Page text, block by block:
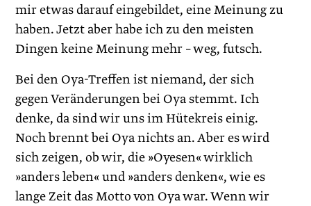
mir etwas darauf eingebildet, eine Meinung zu
haben. Jetzt aber habe ich zu den meisten
Dingen keine Meinung mehr – weg, futsch.
Bei den Oya-Treffen ist niemand, der sich
gegen Veränderungen bei Oya stemmt. Ich
denke, da sind wir uns im Hütekreis einig.
Noch brennt bei Oya nichts an. Aber es wird
sich zeigen, ob wir, die »Oyesen« wirklich
»anders leben« und »anders denken«, wie es
lange Zeit das Motto von Oya war. Wenn wir